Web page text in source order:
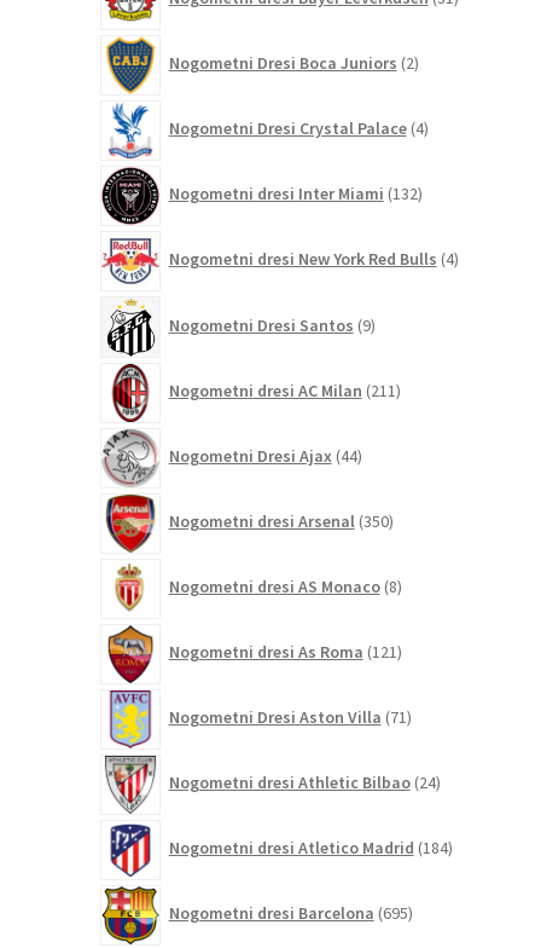
izdelkov
Nogometni Dresi Boca Juniors 2izdelka
Nogometni Dresi Crystal Palace 4izdelki
Nogometni dresi Inter Miami 132izdelkov
Nogometni dresi New York Red Bulls 4izdelki
Nogometni Dresi Santos 9izdelkov
Nogometni dresi AC Milan 211izdelkov
Nogometni Dresi Ajax 44izdelkov
Nogometni dresi Arsenal 350izdelkov
Nogometni dresi AS Monaco 8izdelkov
Nogometni dresi As Roma 121izdelkov
Nogometni Dresi Aston Villa 71izdelkov
Nogometni dresi Athletic Bilbao 24izdelkov
Nogometni dresi Atletico Madrid 184izdelkov
Nogometni dresi Barcelona 695izdelkov